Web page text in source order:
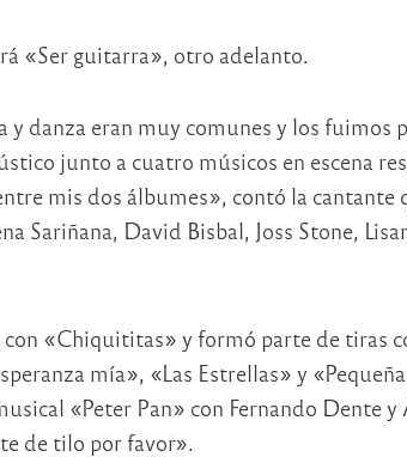
«Ser guitarra», otro adelanto.
y danza eran muy comunes y los fuimos
junto a cuatro músicos en escena
mis dos álbumes», contó la cantante
Sariñana, David Bisbal, Joss Stone,
con «Chiquititas» y formó parte de tiras
mía», «Las Estrellas» y
«Peter Pan» con Fernando Dente y
de tilo por favor».